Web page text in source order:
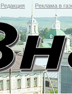
Редакция Реклама в